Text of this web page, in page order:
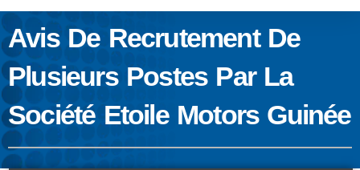
Avis De Recrutement De
Plusieurs Postes Par La
Société Etoile Motors Guinée